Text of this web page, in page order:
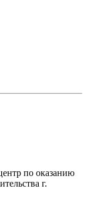
по оказанию
г.